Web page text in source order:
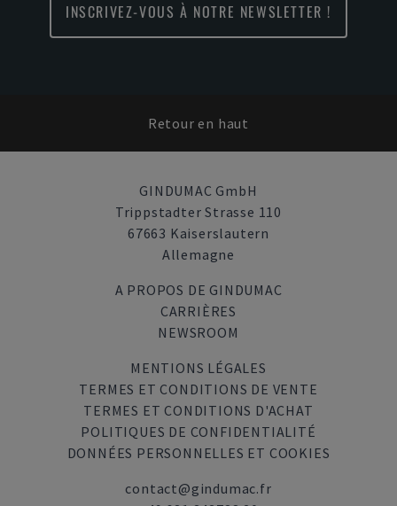
INSCRIVEZ-VOUS À NOTRE NEWSLETTER !
Retour en haut
GINDUMAC GmbH
Trippstadter Strasse 110
67663 Kaiserslautern
Allemagne
A PROPOS DE GINDUMAC
CARRIÈRES
NEWSROOM
MENTIONS LÉGALES
TERMES ET CONDITIONS DE VENTE
TERMES ET CONDITIONS D'ACHAT
POLITIQUES DE CONFIDENTIALITÉ
DONNÉES PERSONNELLES ET COOKIES
contact@gindumac.fr